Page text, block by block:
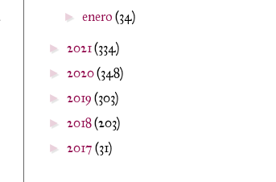
►enero(34)
► 2021(334)
► 2020(348)
► 2019 (303)
► 2018(203)
► 2017 (31)